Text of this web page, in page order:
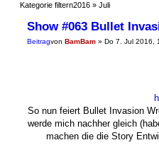
Kategorie filtern2016 » Juli
Show #063 Bullet
Beitragvon BamBam » Do 7. Jul 2016,
So nun feiert Bullet Invasion
werde mich nachher gleich
machen die die Story